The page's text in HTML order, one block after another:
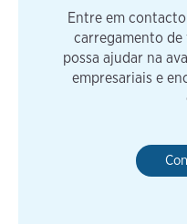
Entre em
carregamento
possa ajudar na
empresariais e